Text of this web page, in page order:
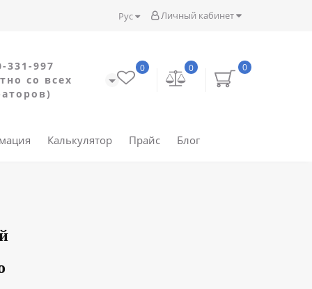
Личный кабинет
Рус
331-997
со всех
0
0
0
Калькулятор Прайс Блог